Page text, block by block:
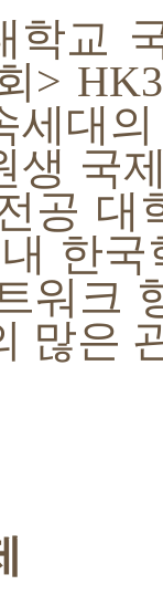
학교
>
세대
생 국
공 대
한
워크
많은